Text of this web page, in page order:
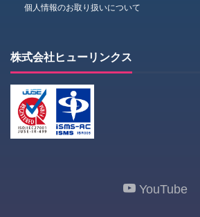
個人情報のお取り扱いについて
株式会社ヒューリンクス
YouTube